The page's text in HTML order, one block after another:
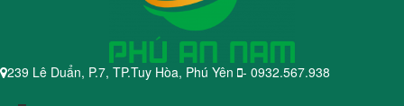
239 Lê Duẩn, P.7, TP.Tuy Hòa, Phú Yên - 0932.567.938